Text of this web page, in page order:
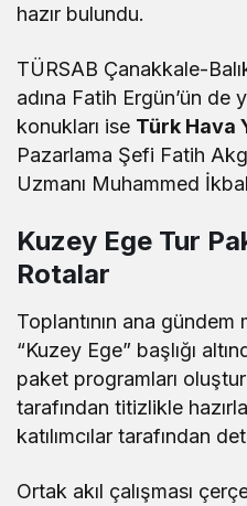
hazır bulundu.
TÜRSAB Çanakkale-
adına Fatih Ergün’ün de
konukları ise Türk Hava
Pazarlama Şefi Fatih
Uzmanı Muhammed
Kuzey Ege Tur
Rotalar
Toplantının ana
“Kuzey Ege” başlığı
paket programları
tarafından titizlikle
katılımcılar tarafından
Ortak akıl çalışması